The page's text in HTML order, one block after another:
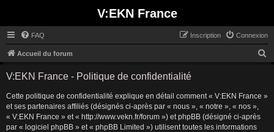
V:EKN France
FAQ Connexion
Inscription
Accueil du forum
V:EKN France - Politique de confidentialité
Cette politique de confidentialité explique en détail comment « V:EKN France »
et ses partenaires affiliés (désignés ci-après par « nous », « notre », « nos »,
« V:EKN France » et « http://www.vekn.fr/forum ») et phpBB (désigné ci-après
par « logiciel phpBB » et « phpBB Limited ») utilisent toutes les informations